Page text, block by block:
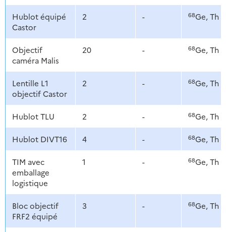
Hublot équipé
Castor
2 - 68Ge, Th
Objectif
caméra Malis
20 - 68Ge, Th
Lentille L1
objectif Castor
2 - 68Ge, Th
Hublot TLU 2 - 68Ge, Th
Hublot DIVT16 4 - 68Ge, Th
TIM avec
emballage
logistique
1 - 68Ge, Th
Bloc objectif
FRF2 équipé
3 - 68Ge, Th